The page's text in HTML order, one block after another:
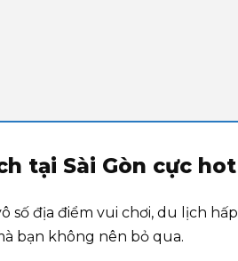
tại Sài Gòn cực hot
số địa điểm vui chơi, du lịch hấp
bạn không nên bỏ qua.